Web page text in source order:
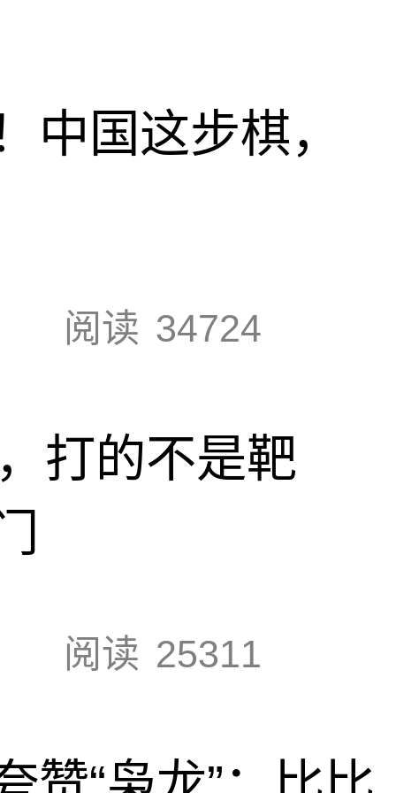
中国这步棋，
阅读 34724
打的不是靶
阅读 25311